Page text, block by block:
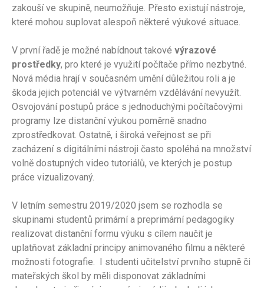
zakouší ve skupině, neumožňuje. Přesto existují nástroje,
které mohou suplovat alespoň některé výukové situace.
V první řadě je možné nabídnout takové výrazové
prostředky, pro které je využití počítače přímo nezbytné.
Nová média hrají v současném umění důležitou roli a je
škoda jejich potenciál ve výtvarném vzdělávání nevyužít.
Osvojování postupů práce s jednoduchými počítačovými
programy lze distanční výukou poměrně snadno
zprostředkovat. Ostatně, i široká veřejnost se při
zacházení s digitálními nástroji často spoléhá na množství
volně dostupných video tutoriálů, ve kterých je postup
práce vizualizovaný.
V letním semestru 2019/2020 jsem se rozhodla se
skupinami studentů primární a preprimární pedagogiky
realizovat distanční formu výuku s cílem naučit je
uplatňovat základní principy animovaného filmu a některé
možnosti fotografie. I studenti učitelství prvního stupně či
mateřských škol by měli disponovat základními